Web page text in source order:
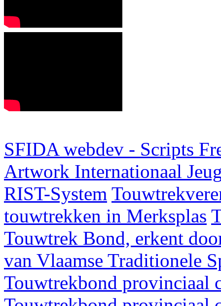
SFIDA webdev - Scripts
Artwork Internationaal
RIST-System
touwtrekken in Merksplas
Touwtrek Bond, erkent
van Vlaamse Traditionele
Touwtrekbond provinciaal